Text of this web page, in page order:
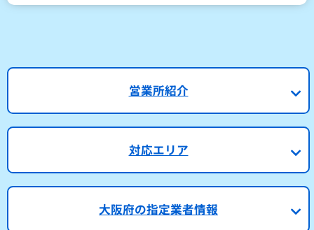
営業所紹介
対応エリア
大阪府の指定業者情報